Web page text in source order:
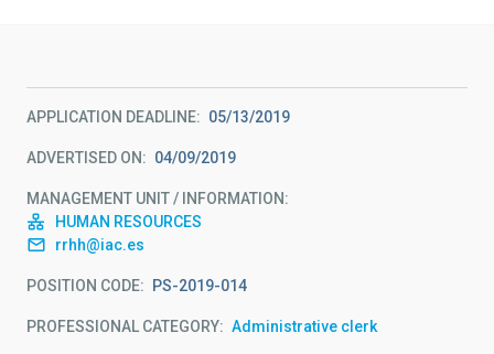
APPLICATION DEADLINE 05/13/2019
ADVERTISED ON 04/09/2019
MANAGEMENT UNIT / INFORMATION
HUMAN RESOURCES
rrhh@iac.es
POSITION CODE PS-2019-014
PROFESSIONAL CATEGORY Administrative clerk